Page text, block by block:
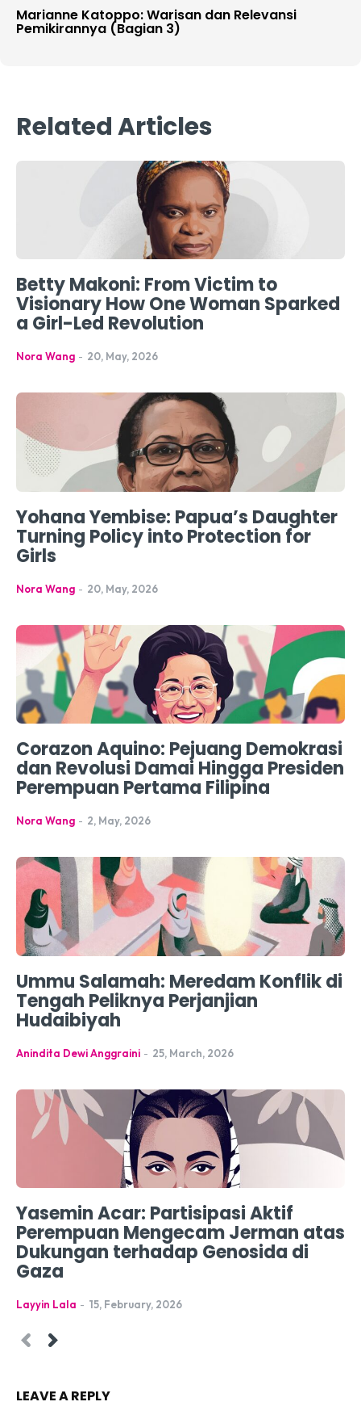
Marianne Katoppo: Warisan dan Relevansi
Pemikirannya (Bagian 3)
Related Articles
Betty Makoni: From Victim to
Visionary How One Woman Sparked
a Girl-Led Revolution
Nora Wang - 20, May, 2026
Yohana Yembise: Papua’s Daughter
Turning Policy into Protection for
Girls
Nora Wang - 20, May, 2026
Corazon Aquino: Pejuang Demokrasi
dan Revolusi Damai Hingga Presiden
Perempuan Pertama Filipina
Nora Wang - 2, May, 2026
Ummu Salamah: Meredam Konflik di
Tengah Peliknya Perjanjian
Hudaibiyah
Anindita Dewi Anggraini - 25, March, 2026
Yasemin Acar: Partisipasi Aktif
Perempuan Mengecam Jerman atas
Dukungan terhadap Genosida di
Gaza
Layyin Lala - 15, February, 2026
LEAVE A REPLY